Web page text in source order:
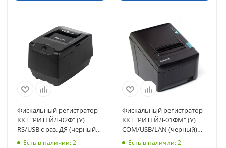
Фискальный регистратор
ККТ "РИТЕЙЛ-02Ф" (У)
RS/USB с раз. ДЯ (черный)
без ФН (4838)
Есть в наличии: 2
Фискальный регистратор
ККТ "РИТЕЙЛ-01ФМ" (У)
COM/USB/LAN (черный)
без ФН (2212)
Есть в наличии: 2